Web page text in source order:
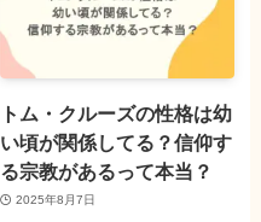
トム・クルーズの性格は幼
い頃が関係してる？信仰す
る宗教があるって本当？
2025年8月7日